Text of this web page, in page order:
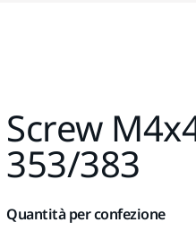
Screw
353/383
Quantità per confezione